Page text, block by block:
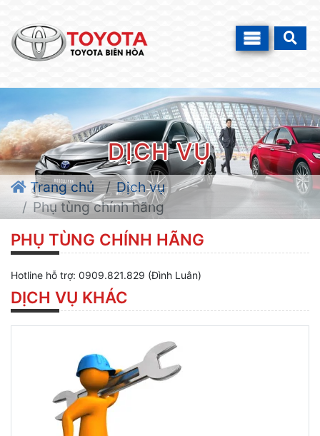
DỊCH VỤ
Trang chủ
Dịch vụ
Phụ tùng chính hãng
PHỤ TÙNG CHÍNH HÃNG
Hotline hỗ trợ: 0909.821.829 (Đình Luân)
DỊCH VỤ KHÁC